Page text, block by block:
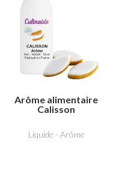
Arôme alimentaire
Calisson
Liquide - Arôme